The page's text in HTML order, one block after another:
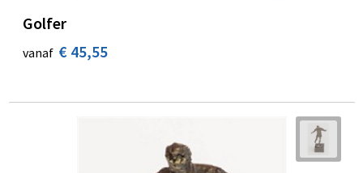
Golfer
vanaf € 45,55